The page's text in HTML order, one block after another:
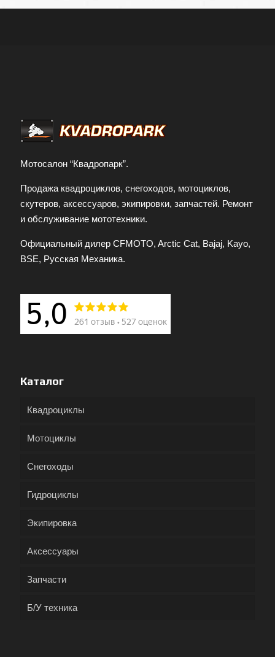
Мотосалон “Квадропарк”.
Продажа квадроциклов, снегоходов, мотоциклов,
скутеров, аксессуаров, экипировки, запчастей. Ремонт
и обслуживание мототехники.
Официальный дилер CFMOTO, Arctic Cat, Bajaj, Kayo,
BSE, Русская Механика.
Каталог
Квадроциклы
Мотоциклы
Снегоходы
Гидроциклы
Экипировка
Аксессуары
Запчасти
Б/У техника